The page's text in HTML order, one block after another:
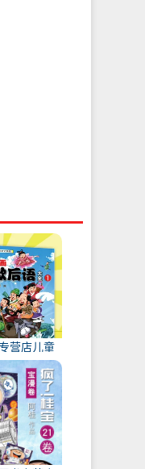
营店儿童
大全书 全
版月销量